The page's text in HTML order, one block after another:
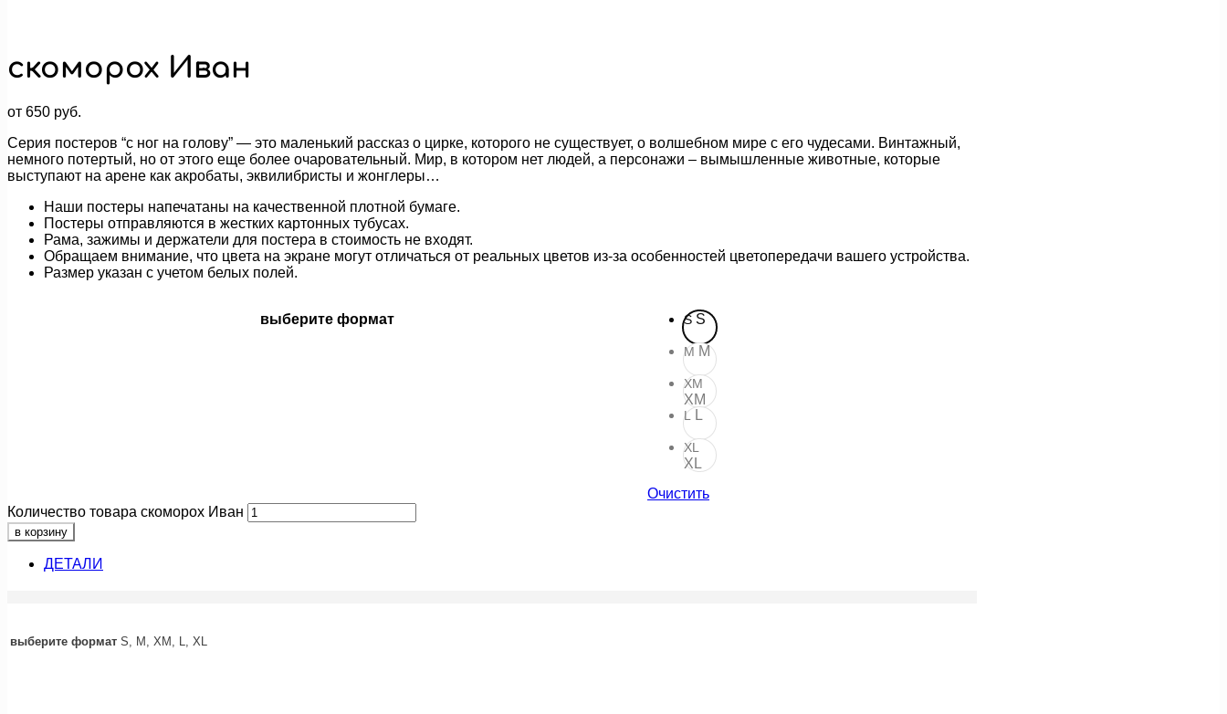
скоморох Иван
от 650 руб.
Серия постеров “с ног на голову” — это маленький рассказ о цирке, которого не существует, о волшебном мире с его чудесами. Винтажный,
немного потертый, но от этого еще более очаровательный. Мир, в котором нет людей, а персонажи – вымышленные животные, которые
выступают на арене как акробаты, эквилибристы и жонглеры…
Наши постеры напечатаны на качественной плотной бумаге.
Постеры отправляются в жестких картонных тубусах.
Рама, зажимы и держатели для постера в стоимость не входят.
Обращаем внимание, что цвета на экране могут отличаться от реальных цветов из-за особенностей цветопередачи вашего устройства.
Размер указан с учетом белых полей.
выберите формат S S
M M
XM
XM
L L
XL
XL
Очистить
Количество товара скоморох Иван
в корзину
ДЕТАЛИ
выберите формат S, M, XM, L, XL